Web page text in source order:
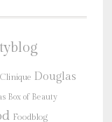
Clinique Douglas
Box of Beauty
Foodblog